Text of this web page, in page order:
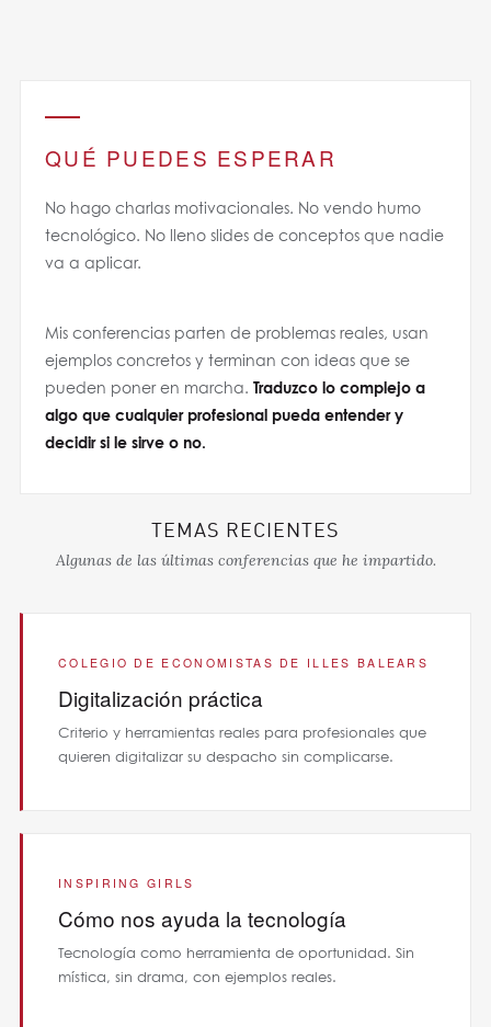
QUÉ PUEDES ESPERAR
No hago charlas motivacionales. No vendo humo
tecnológico. No lleno slides de conceptos que nadie
va a aplicar.
Mis conferencias parten de problemas reales, usan
ejemplos concretos y terminan con ideas que se
pueden poner en marcha.
Traduzco lo complejo a
algo que cualquier profesional pueda entender y
decidir si le sirve o no.
TEMAS RECIENTES
Algunas de las últimas conferencias que he impartido.
COLEGIO DE ECONOMISTAS DE ILLES BALEARS
Digitalización práctica
Criterio y herramientas reales para profesionales que
quieren digitalizar su despacho sin complicarse.
INSPIRING GIRLS
Cómo nos ayuda la tecnología
Tecnología como herramienta de oportunidad. Sin
mística, sin drama, con ejemplos reales.